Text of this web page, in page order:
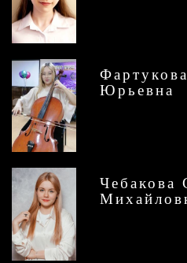
Юрьевна
Чебакова